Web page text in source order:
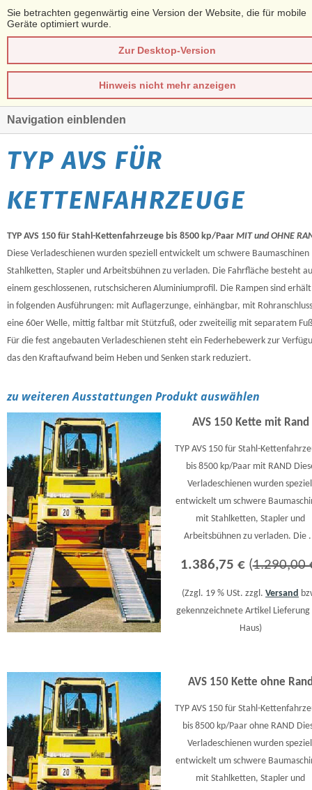
Sie betrachten gegenwärtig eine Version der Website, die für mobile
Geräte optimiert wurde.
Zur Desktop-Version
Hinweis nicht mehr anzeigen
Navigation einblenden
TYP AVS FÜR
KETTENFAHRZEUGE
TYP AVS 150 für Stahl-Kettenfahrzeuge bis 8500 kp/Paar MIT und OHNE
Diese Verladeschienen wurden speziell entwickelt um schwere
Stahlketten, Stapler und Arbeitsbühnen zu verladen. Die Fahrfläche besteht
einem geschlossenen, rutschsicheren Aluminiumprofil. Die Rampen sind
in folgenden Ausführungen: mit Auflagerzunge, einhängbar, mit
eine 60er Welle, mittig faltbar mit Stützfuß, oder zweiteilig mit separatem
Für die fest angebauten Verladeschienen steht ein Federhebewerk zur
das den Kraftaufwand beim Heben und Senken stark reduziert.
zu weiteren Ausstattungen Produkt auswählen
AVS 150 Kette mit Rand
TYP AVS 150 für Stahl-
bis 8500 kp/Paar mit RAND
Verladeschienen wurden
entwickelt um schwere
mit Stahlketten, Stapler und
Arbeitsbühnen zu verladen. Die
1.386,75 €(1.290,00
(Zzgl. 19 % USt. zzgl.Versand
gekennzeichnete Artikel Lieferung
Haus)
AVS 150 Kette ohne
TYP AVS 150 für Stahl-
bis 8500 kp/Paar ohne RAND
Verladeschienen wurden
entwickelt um schwere
mit Stahlketten, Stapler und